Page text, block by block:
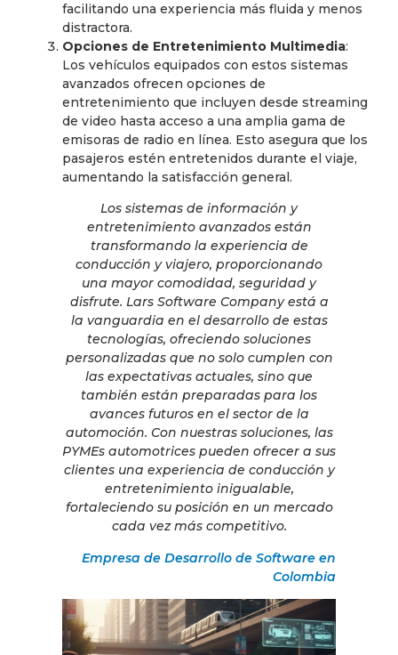
facilitando una experiencia más fluida y menos
distractora.
Opciones de Entretenimiento Multimedia:
Los vehículos equipados con estos sistemas
avanzados ofrecen opciones de
entretenimiento que incluyen desde streaming
de video hasta acceso a una amplia gama de
emisoras de radio en línea. Esto asegura que los
pasajeros estén entretenidos durante el viaje,
aumentando la satisfacción general.
Los sistemas de información y
entretenimiento avanzados están
transformando la experiencia de
conducción y viajero, proporcionando
una mayor comodidad, seguridad y
disfrute. Lars Software Company está a
la vanguardia en el desarrollo de estas
tecnologías, ofreciendo soluciones
personalizadas que no solo cumplen con
las expectativas actuales, sino que
también están preparadas para los
avances futuros en el sector de la
automoción. Con nuestras soluciones, las
PYMEs automotrices pueden ofrecer a sus
clientes una experiencia de conducción y
entretenimiento inigualable,
fortaleciendo su posición en un mercado
cada vez más competitivo.
Empresa de Desarrollo de Software en
Colombia